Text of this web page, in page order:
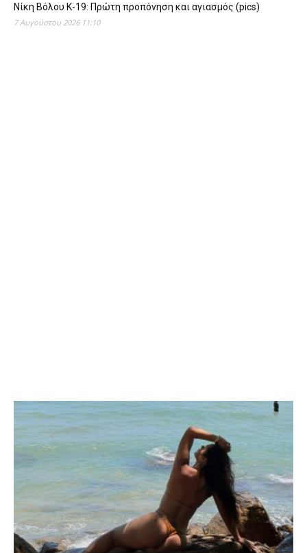
Νίκη Βόλου Κ-19: Πρώτη προπόνηση και αγιασμός (pics)
7 Αυγούστου 2026 11:10